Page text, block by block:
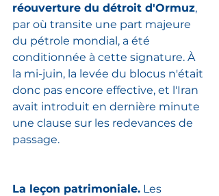
réouverture du détroit d'Ormuz,
par où transite une part majeure
du pétrole mondial, a été
conditionnée à cette signature. À
la mi-juin, la levée du blocus n'était
donc pas encore effective, et l'Iran
avait introduit en dernière minute
une clause sur les redevances de
passage.
La leçon patrimoniale. Les